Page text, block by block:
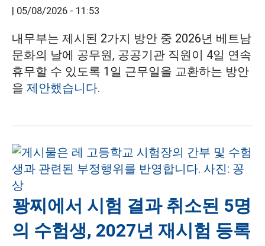
| 05/08/2026 - 11:53
내무부는 제시된 2가지 방안 중 2026년 베트남
문화의 날에 공무원, 공공기관 직원이 4일 연속
휴무할 수 있도록 1일 근무일을 교환하는 방안
을 제안했습니다.
꽝찌에서 시험 결과 취소된 5명
의 수험생, 2027년 재시험 등록